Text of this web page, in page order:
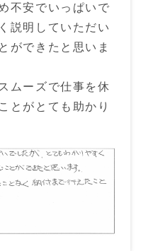
不安でいっぱいで
説明していただい
ができたと思いま
ムーズで仕事を休
とがとても助かり